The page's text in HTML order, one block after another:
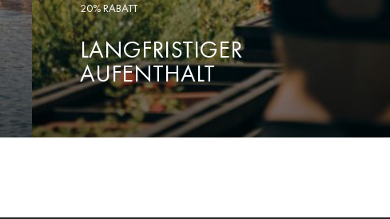
20% RABATT
LANGFRISTIGER
AUFENTHALT